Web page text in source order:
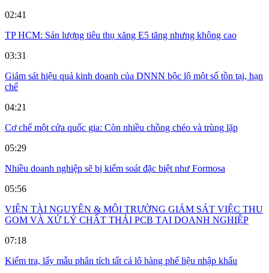
02:41
TP HCM: Sản lượng tiêu thụ xăng E5 tăng nhưng không cao
03:31
Giám sát hiệu quả kinh doanh của DNNN bộc lộ một số tồn tại, hạn
chế
04:21
Cơ chế một cửa quốc gia: Còn nhiều chồng chéo và trùng lặp
05:29
Nhiều doanh nghiệp sẽ bị kiểm soát đặc biệt như Formosa
05:56
VIỆN TÀI NGUYÊN & MÔI TRƯỜNG GIÁM SÁT VIỆC THU
GOM VÀ XỬ LÝ CHẤT THẢI PCB TẠI DOANH NGHIỆP
07:18
Kiểm tra, lấy mẫu phân tích tất cả lô hàng phế liệu nhập khẩu